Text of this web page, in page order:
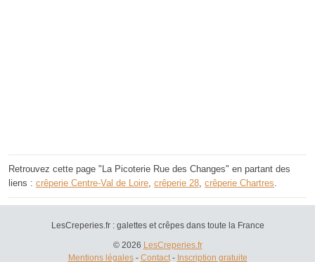
Retrouvez cette page "La Picoterie Rue des Changes" en partant des
liens : crêperie Centre-Val de Loire crêperie 28 crêperie Chartres
LesCreperies.fr : galettes et crêpes dans toute la France
© 2026 LesCreperies.fr
Mentions légales- Contact- Inscription gratuite